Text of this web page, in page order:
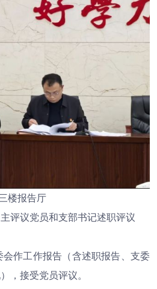
楼报告厅
评议党员和支部书记述职评议
作工作报告（含述职报告、支委
，接受党员评议。